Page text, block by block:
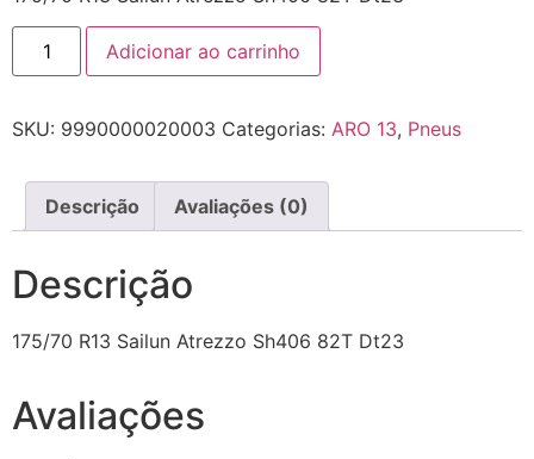
Adicionar ao carrinho
SKU: 9990000020003 Categorias: ARO 13, Pneus
Descrição Avaliações (0)
Descrição
175/70 R13 Sailun Atrezzo Sh406 82T Dt23
Avaliações